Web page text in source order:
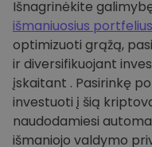
Išnagrinėkite
išmaniuosius portfelius
optimizuoti grąžą,
ir diversifikuojant
įskaitant . Pasirinkę
investuoti į šią
naudodamiesi
išmaniojo valdymo